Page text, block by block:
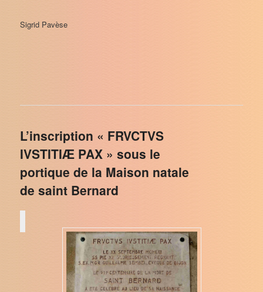
Sigrid Pavèse
L’inscription « FRVCTVS
IVSTITIÆ PAX » sous le
portique de la Maison natale
de saint Bernard